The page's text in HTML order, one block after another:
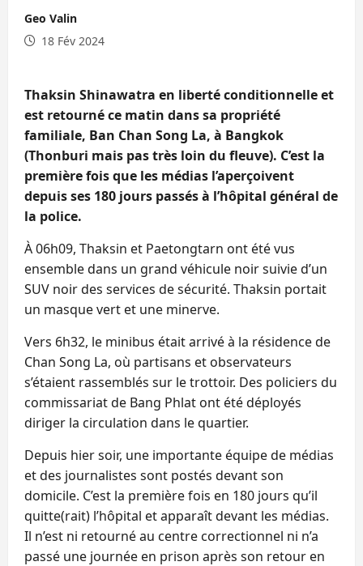
Geo Valin
18 Fév 2024
Thaksin Shinawatra en liberté conditionnelle et
est retourné ce matin dans sa propriété
familiale, Ban Chan Song La, à Bangkok
(Thonburi mais pas très loin du fleuve). C’est la
première fois que les médias l’aperçoivent
depuis ses 180 jours passés à l’hôpital général de
la police.
À 06h09, Thaksin et Paetongtarn ont été vus
ensemble dans un grand véhicule noir suivie d’un
SUV noir des services de sécurité. Thaksin portait
un masque vert et une minerve.
Vers 6h32, le minibus était arrivé à la résidence de
Chan Song La, où partisans et observateurs
s’étaient rassemblés sur le trottoir. Des policiers du
commissariat de Bang Phlat ont été déployés
diriger la circulation dans le quartier.
Depuis hier soir, une importante équipe de médias
et des journalistes sont postés devant son
domicile. C’est la première fois en 180 jours qu’il
quitte(rait) l’hôpital et apparaît devant les médias.
Il n’est ni retourné au centre correctionnel ni n’a
passé une journée en prison après son retour en